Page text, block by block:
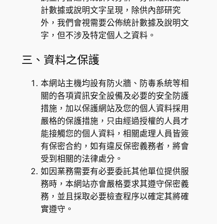
計數據或說明文字呈現，除供內部研究
外，我們會視需要公佈統計數據及說明文
字，但不涉及特定個人之資料。
三、資料之保護
本網站主機均設有防火牆、防毒系統等相
關的各項資訊安全設備及必要的安全防護
措施，加以保護網站及您的個人資料採用
嚴格的保護措施，只由經過授權的人員才
能接觸您的個人資料，相關處理人員皆簽
有保密合約，如有違反保密義務者，將會
受到相關的法律處分。
如因業務需要有必要委託其他單位提供服
務時，本網站亦會嚴格要求其遵守保密義
務，並且採取必要檢查程序以確定其將確
實遵守。